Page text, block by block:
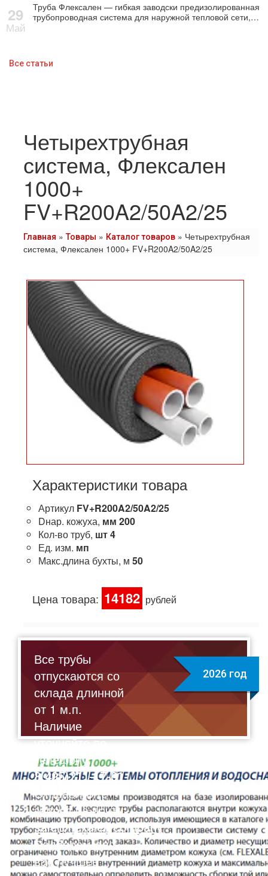
29
Май
Труба Флексален — гибкая заводски предизолированная
трубопроводная система для наружной тепловой сети,…
Все статьи
Четырехтрубная
система, Флексален
1000+
FV+R200A2/50A2/25
Главная »Товары » Каталог товаров » Четырехтрубная
система, Флексален 1000+ FV+R200A2/50A2/25
Характеристики товара
Артикул FV+R200A2/50A2/25
Dнар. кожуха, мм 200
Кол-во труб, шт4
Ед. изм. мп
Макс.длина бухты, м 50
Цена товара: 14182 рублей
Все трубы
отпускаются со
склада длинной
от 1 м.п.
Наличие
уточняйте по
телефону:
8(495)211-17-01
Отправляйте
запрос на почту:
sale@flexalen.company
Подберем для
вас лучшее
2026 год